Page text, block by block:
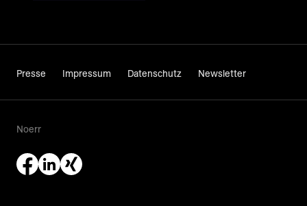
Presse Impressum Datenschutz Newsletter
Noerr